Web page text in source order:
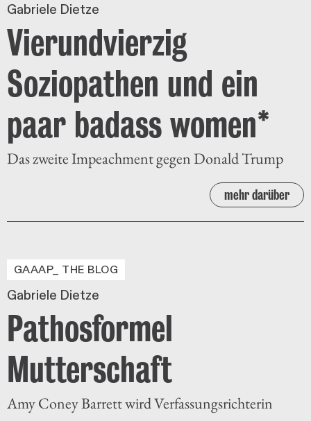
Gabriele Dietze
Vierundvierzig
Soziopathen und ein
paar badass women*
Das zweite Impeachment gegen Donald Trump
mehr darüber
GAAAP_ THE BLOG
Gabriele Dietze
Pathosformel
Mutterschaft
Amy Coney Barrett wird Verfassungsrichterin